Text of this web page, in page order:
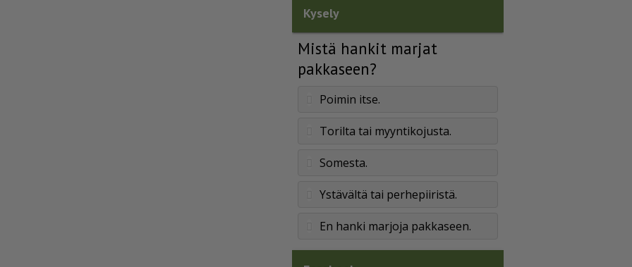
Kysely
Mistä hankit marjat
pakkaseen?
Poimin itse.
Torilta tai myyntikojusta.
Somesta.
Ystävältä tai perhepiiristä.
En hanki marjoja pakkaseen.